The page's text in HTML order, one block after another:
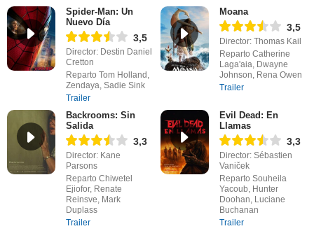
Spider-Man: Un
Nuevo Día
3,5
Director: Destin Daniel
Cretton
Reparto Tom Holland,
Zendaya, Sadie Sink
Trailer
Moana
3,5
Director: Thomas Kail
Reparto Catherine
Laga'aia, Dwayne
Johnson, Rena Owen
Trailer
Backrooms: Sin
Salida
3,3
Director: Kane
Parsons
Reparto Chiwetel
Ejiofor, Renate
Reinsve, Mark
Duplass
Trailer
Evil Dead: En
Llamas
3,3
Director: Sébastien
Vaniček
Reparto Souheila
Yacoub, Hunter
Doohan, Luciane
Buchanan
Trailer